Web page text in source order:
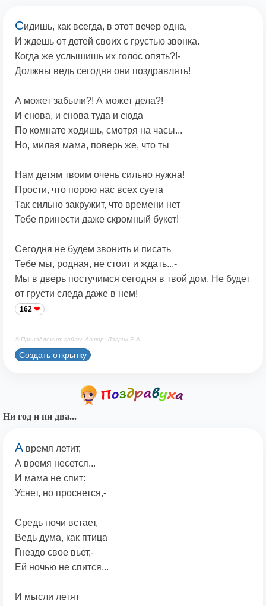
Сидишь, как всегда, в этот вечер одна,
И ждешь от детей своих с грустью звонка.
Когда же услышишь их голос опять?!-
Должны ведь сегодня они поздравлять!
А может забыли?! А может дела?!
И снова, и снова туда и сюда
По комнате ходишь, смотря на часы...
Но, милая мама, поверь же, что ты
Нам детям твоим очень сильно нужна!
Прости, что порою нас всех суета
Так сильно закружит, что времени нет
Тебе принести даже скромный букет!
Сегодня не будем звонить и писать
Тебе мы, родная, не стоит и ждать...-
Мы в дверь постучимся сегодня в твой дом, Не будет
от грусти следа даже в нем!
162
© Принадлежит сайту. Автор: Лаврик Е.А.
Создать открытку
Ни год и ни два...
А время летит,
А время несется...
И мама не спит:
Уснет, но проснется,-
Средь ночи встает,
Ведь дума, как птица
Гнездо свое вьет,-
Ей ночью не спится...
И мысли летят